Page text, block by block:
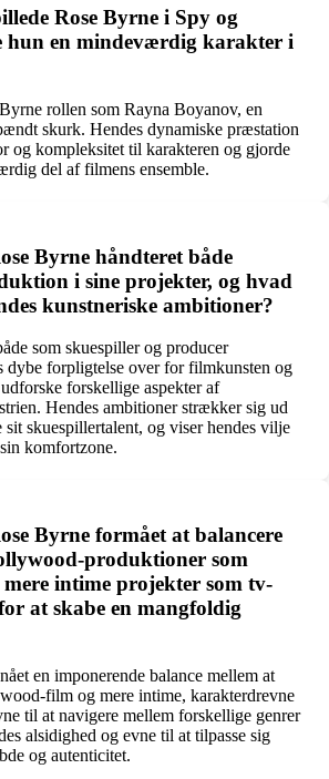
Rose Byrne i Spy og
hun en mindeværdig karakter i
rollen som Rayna Boyanov, en
skurk. Hendes dynamiske præstation
og kompleksitet til karakteren og gjorde
del af filmens ensemble.
Byrne håndteret både
i sine projekter, og hvad
kunstneriske ambitioner?
som skuespiller og producer
dybe forpligtelse over for filmkunsten og
forskellige aspekter af
Hendes ambitioner strækker sig ud
skuespillertalent, og viser hendes vilje
komfortzone.
Byrne formået at balancere
produktioner som
intime projekter som tv-
at skabe en mangfoldig
en imponerende balance mellem at
film og mere intime, karakterdrevne
til at navigere mellem forskellige genrer
alsidighed og evne til at tilpasse sig
og autenticitet.